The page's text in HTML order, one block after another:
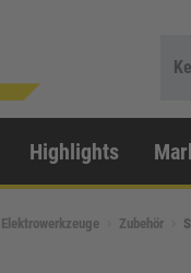
Highlights
Elektrowerkzeuge Zubehör